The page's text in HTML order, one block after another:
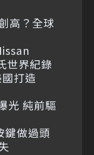
高？全球
世界紀錄
打造
光 純前驅
鍵做過頭